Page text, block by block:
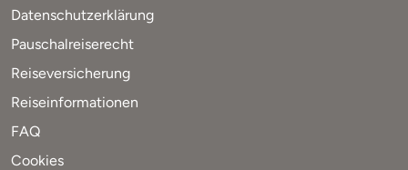
Datenschutzerklärung
Pauschalreiserecht
Reiseversicherung
Reiseinformationen
FAQ
Cookies